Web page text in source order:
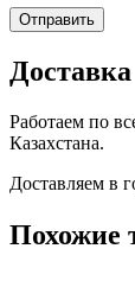
Доставка
Работаем по
Казахстана.
Доставляем в
Похожие